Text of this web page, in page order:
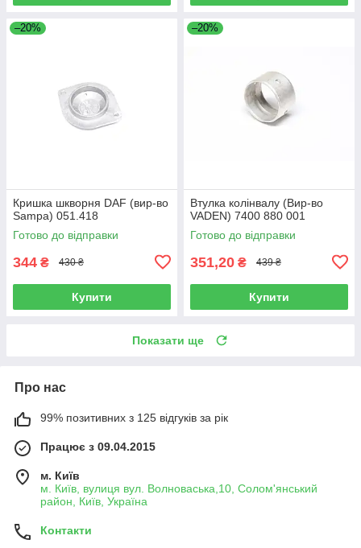
–20%
Кришка шкворня DAF (вир-во
Sampa) 051.418
Готово до відправки
344 ₴ 430 ₴
Купити
–20%
Втулка колінвалу (Вир-во
VADEN) 7400 880 001
Готово до відправки
351,20 ₴ 439 ₴
Купити
Показати ще
Про нас
99% позитивних з 125 відгуків за рік
Працює з 09.04.2015
м. Київ
м. Київ, вулиця вул. Волноваська,10, Солом'янський
район, Київ, Україна
Контакти